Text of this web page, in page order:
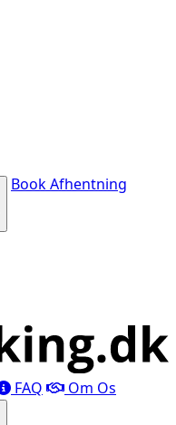
Book Afhentning
FAQ Om Os